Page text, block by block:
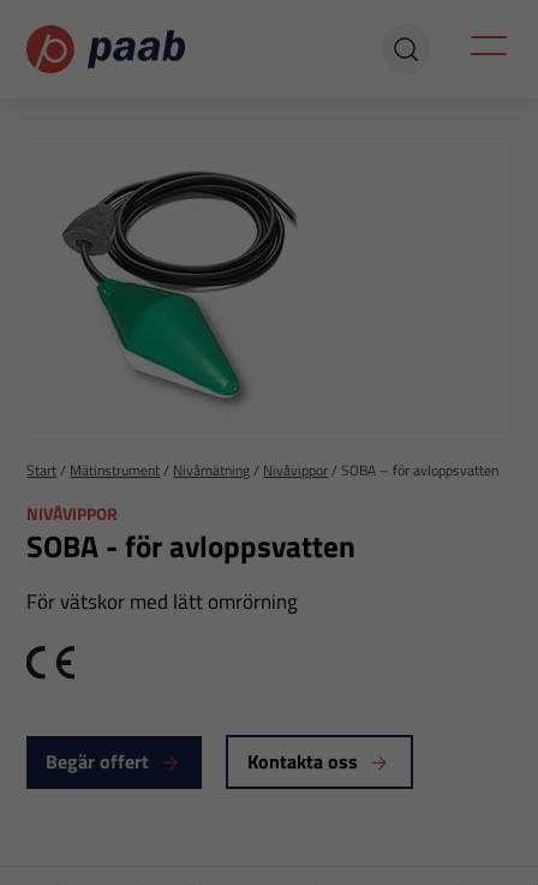
Start/ Mätinstrument/ Nivåmätning/ Nivåvippor/SOBA – för avloppsvatten
NIVÅVIPPOR
SOBA - för avloppsvatten
För vätskor med lätt omrörning
CE
Begär offert Kontakta oss